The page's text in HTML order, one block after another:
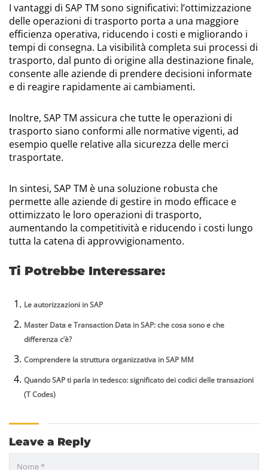
I vantaggi di SAP TM sono significativi: l’ottimizzazione
delle operazioni di trasporto porta a una maggiore
efficienza operativa, riducendo i costi e migliorando i
tempi di consegna. La visibilità completa sui processi di
trasporto, dal punto di origine alla destinazione finale,
consente alle aziende di prendere decisioni informate
e di reagire rapidamente ai cambiamenti.
Inoltre, SAP TM assicura che tutte le operazioni di
trasporto siano conformi alle normative vigenti, ad
esempio quelle relative alla sicurezza delle merci
trasportate.
In sintesi, SAP TM è una soluzione robusta che
permette alle aziende di gestire in modo efficace e
ottimizzato le loro operazioni di trasporto,
aumentando la competitività e riducendo i costi lungo
tutta la catena di approvvigionamento.
Ti Potrebbe Interessare:
Le autorizzazioni in SAP
Master Data e Transaction Data in SAP: che cosa sono e che
differenza c’è?
Comprendere la struttura organizzativa in SAP MM
Quando SAP ti parla in tedesco: significato dei codici delle transazioni
(T Codes)
Leave a Reply